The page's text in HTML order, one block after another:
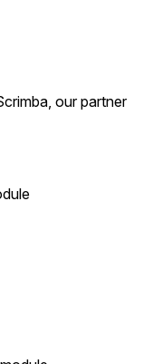
our partner